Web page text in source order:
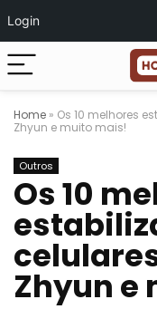
Login
Home » Os 10 melhores
Zhyun e muito mais!
Outros
Os 10
Zhyun e